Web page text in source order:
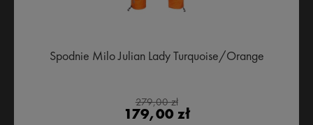
Spodnie Milo Julian Lady Turquoise/Orange
279,00 zł
179,00 zł